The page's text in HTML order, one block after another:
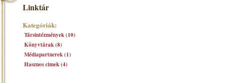
Linktár
Kategóriák:
Társintézmények (10)
Könyvtárak (8)
Médiapartnerek (1)
Hasznos cimek (4)